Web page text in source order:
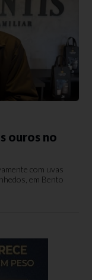
ouros no
com uvas
em Bento